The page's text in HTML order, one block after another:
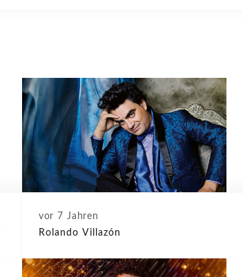
vor 7 Jahren
Rolando Villazón